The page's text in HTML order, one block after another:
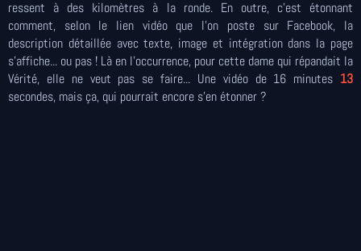
ressent à des kilomètres à la ronde. En outre, c'est étonnant
comment, selon le lien vidéo que l'on poste sur Facebook, la
description détaillée avec texte, image et intégration dans la page
s'affiche... ou pas ! Là en l'occurrence, pour cette dame qui répandait la
Vérité, elle ne veut pas se faire... Une vidéo de 16 minutes 13
secondes, mais ça, qui pourrait encore s'en étonner ?